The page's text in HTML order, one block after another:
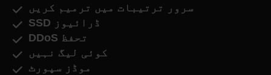
سرور ترتیبات میں ترمیم کریں
SSD ڈرائیوز
DDoS تحفظ
کوئی لیگ نہیں
موڈز سپورٹ